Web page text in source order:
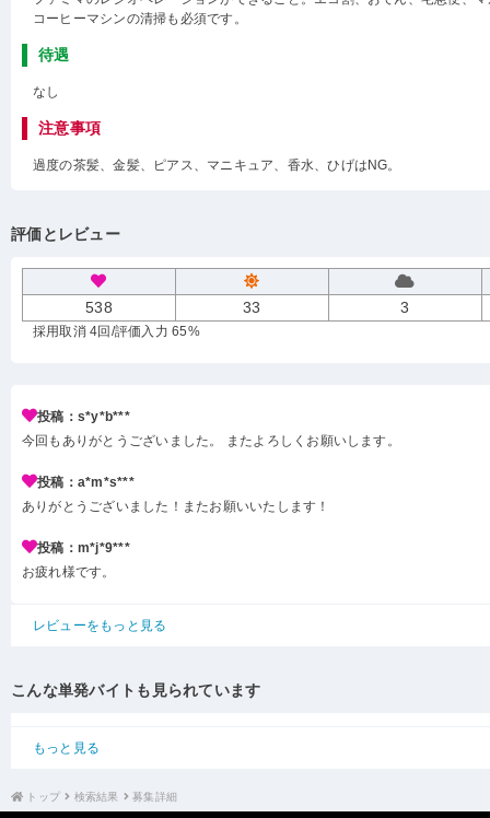
コーヒーマシンの清掃も必須です。
待遇
なし
注意事項
過度の茶髪、金髪、ピアス、マニキュア、香水、ひげはNG。
評価とレビュー
538 33 3
採用取消 4回 /評価入力 65%
投稿：s*y*b***
今回もありがとうございました。 またよろしくお願いします。
投稿：a*m*s***
ありがとうございました！またお願いいたします！
投稿：m*j*9***
お疲れ様です。
レビューをもっと見る
こんな単発バイトも見られています
もっと見る
トップ 検索結果 募集詳細